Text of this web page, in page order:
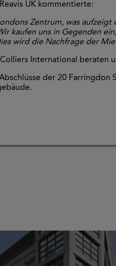
UK kommentierte:
Zentrum, was
kaufen uns in Gegenden
wird die Nachfrage der
International beraten
der 20 Farringdon